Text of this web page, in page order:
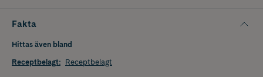
Fakta
Hittas även bland
Receptbelagt: Receptbelagt